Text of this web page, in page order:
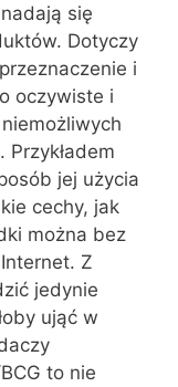
się
Dotyczy
i
oczywiste i
jej użycia
cechy, jak
można bez
Z
jedynie
ująć w
to nie